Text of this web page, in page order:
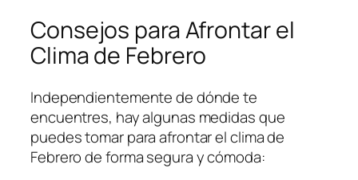
Consejos para Afrontar el
Clima de Febrero
Independientemente de dónde te
encuentres, hay algunas medidas que
puedes tomar para afrontar el clima de
Febrero de forma segura y cómoda: